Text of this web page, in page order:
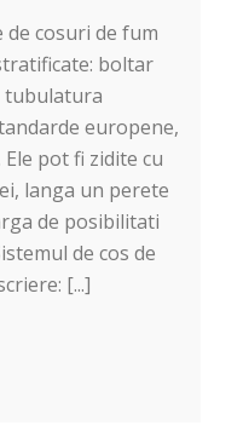
de cosuri de fum
boltar
tubulatura
europene,
pot fi zidite cu
langa un perete
de posibilitati
de cos de
[...]